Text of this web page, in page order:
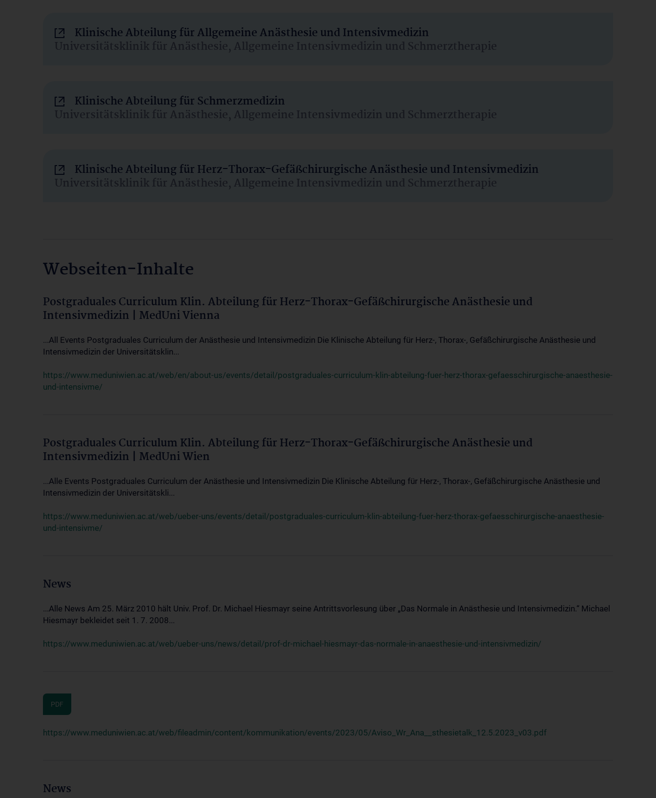
Klinische Abteilung für Allgemeine Anästhesie und Intensivmedizin
Universitätsklinik für Anästhesie, Allgemeine Intensivmedizin und Schmerztherapie
Klinische Abteilung für Schmerzmedizin
Universitätsklinik für Anästhesie, Allgemeine Intensivmedizin und Schmerztherapie
Klinische Abteilung für Herz-Thorax-Gefäßchirurgische Anästhesie und Intensivmedizin
Universitätsklinik für Anästhesie, Allgemeine Intensivmedizin und Schmerztherapie
Webseiten-Inhalte
Postgraduales Curriculum Klin. Abteilung für Herz-Thorax-Gefäßchirurgische Anästhesie und
Intensivmedizin | MedUni Vienna
...All Events Postgraduales Curriculum der Anästhesie und Intensivmedizin Die Klinische Abteilung für Herz-, Thorax-, Gefäßchirurgische Anästhesie und
Intensivmedizin der Universitätsklin...
https://www.meduniwien.ac.at/web/en/about-us/events/detail/postgraduales-curriculum-klin-abteilung-fuer-herz-thorax-gefaesschirurgische-anaesthesie-
und-intensivme/
Postgraduales Curriculum Klin. Abteilung für Herz-Thorax-Gefäßchirurgische Anästhesie und
Intensivmedizin | MedUni Wien
...Alle Events Postgraduales Curriculum der Anästhesie und Intensivmedizin Die Klinische Abteilung für Herz-, Thorax-, Gefäßchirurgische Anästhesie und
Intensivmedizin der Universitätskli...
https://www.meduniwien.ac.at/web/ueber-uns/events/detail/postgraduales-curriculum-klin-abteilung-fuer-herz-thorax-gefaesschirurgische-anaesthesie-
und-intensivme/
News
...Alle News Am 25. März 2010 hält Univ. Prof. Dr. Michael Hiesmayr seine Antrittsvorlesung über „Das Normale in Anästhesie und Intensivmedizin.“ Michael
Hiesmayr bekleidet seit 1. 7. 2008...
https://www.meduniwien.ac.at/web/ueber-uns/news/detail/prof-dr-michael-hiesmayr-das-normale-in-anaesthesie-und-intensivmedizin/
PDF
https://www.meduniwien.ac.at/web/fileadmin/content/kommunikation/events/2023/05/Aviso_Wr_Ana__sthesietalk_12.5.2023_v03.pdf
News